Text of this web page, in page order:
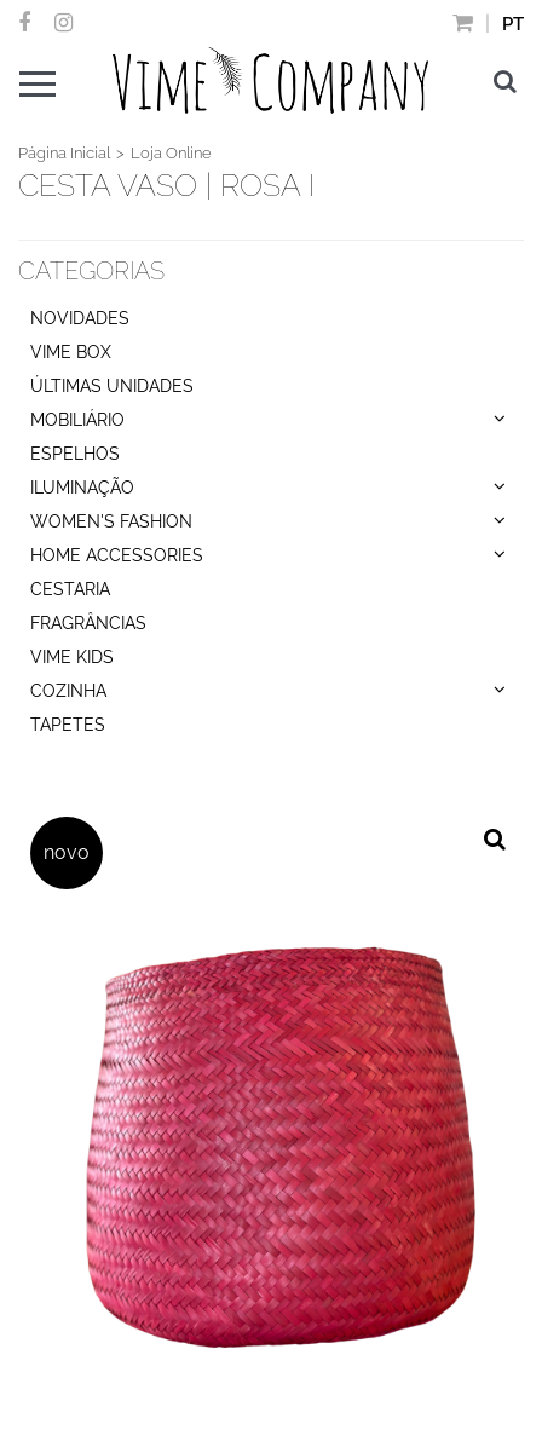
PT
Página Inicial Loja Online
CESTA VASO | ROSA I
CATEGORIAS
NOVIDADES
VIME BOX
ÚLTIMAS UNIDADES
MOBILIÁRIO
ESPELHOS
ILUMINAÇÃO
WOMEN'S FASHION
HOME ACCESSORIES
CESTARIA
FRAGRÂNCIAS
VIME KIDS
COZINHA
TAPETES
novo